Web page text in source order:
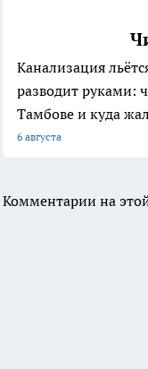
Канализация
разводит руками:
Тамбове и куда
6 августа
Комментарии на